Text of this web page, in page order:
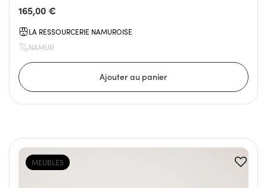
165,00 €
LA RESSOURCERIE NAMUROISE
NAMUR
MEUBLES